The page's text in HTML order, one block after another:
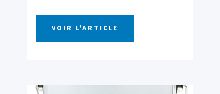
VOIR L'ARTICLE